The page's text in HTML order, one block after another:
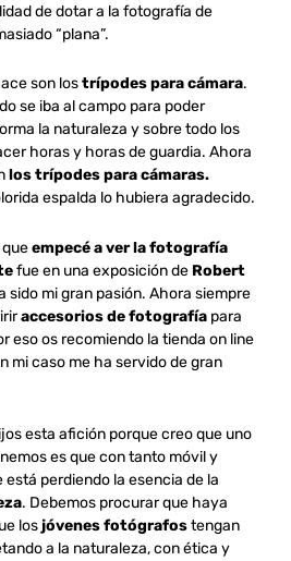
de dotar a la fotografía de
“plana”.
son lostrípodes para cámara.
se iba al campo para poder
la naturaleza y sobre todo los
horas y horas de guardia. Ahora
los trípodes para cámaras.
espalda lo hubiera agradecido.
empecé a ver la fotografía
fue en una exposición de Robert
sido mi gran pasión. Ahora siempre
accesorios de fotografía para
eso os recomiendo la tienda on line
mi caso me ha servido de gran
esta afición porque creo que uno
es que con tanto móvil y
perdiendo la esencia de la
. Debemos procurar que haya
losjóvenes fotógrafostengan
a la naturaleza, con ética y